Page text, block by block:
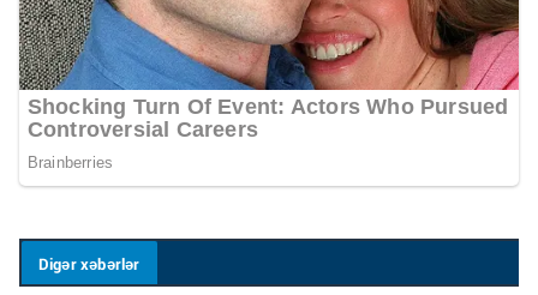
Digər xəbərlər